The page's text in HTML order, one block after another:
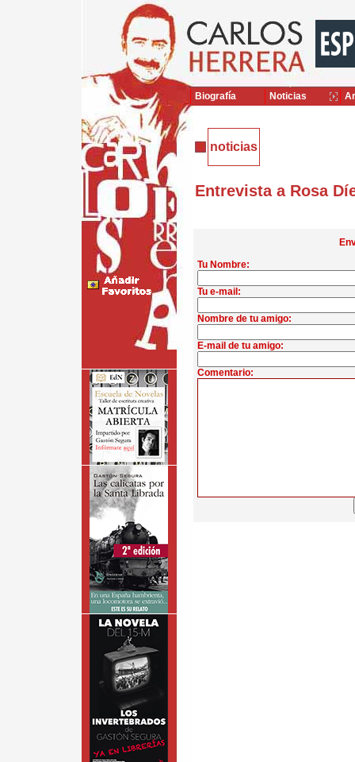
noticias
Entrevista a Rosa
Tu Nombre:
Tu e-mail:
Nombre de tu amigo:
E-mail de tu amigo:
Comentario:
Biografía Noticias